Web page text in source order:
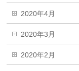
2020年4月
2020年3月
2020年2月